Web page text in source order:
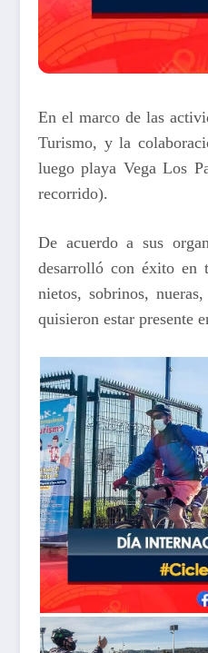
En el marco de las
Turismo, y la
luego playa Vega Los
recorrido).
De acuerdo a sus
desarrolló con éxito en
nietos, sobrinos,
quisieron estar presente